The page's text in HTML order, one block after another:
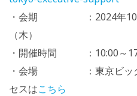
・会期 ：2024年10月1
（木）
・開催時間 ：10:00～
・会場 ：東京ビッグ
セスはこちら